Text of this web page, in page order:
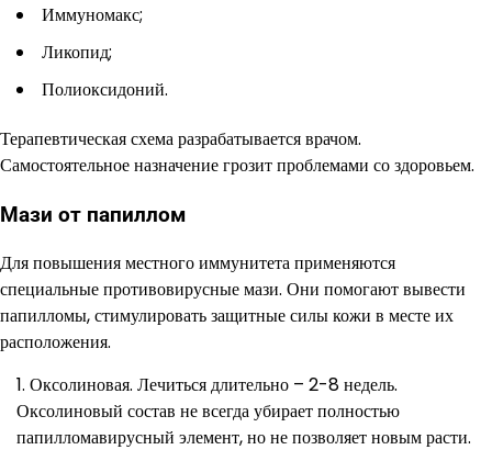
Иммуномакс;
Ликопид;
Полиоксидоний.
Терапевтическая схема разрабатывается врачом.
Самостоятельное назначение грозит проблемами со здоровьем.
Мази от папиллом
Для повышения местного иммунитета применяются
специальные противовирусные мази. Они помогают вывести
папилломы, стимулировать защитные силы кожи в месте их
расположения.
Оксолиновая. Лечиться длительно – 2-8 недель.
Оксолиновый состав не всегда убирает полностью
папилломавирусный элемент, но не позволяет новым расти.